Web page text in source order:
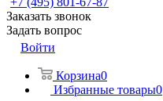
Заказать звонок
Задать вопрос
Войти
Корзина0
Избранные товары0